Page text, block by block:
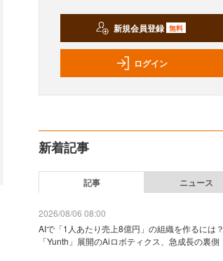
新規会員登録 無料
ログイン
新着記事
記事 ニュース
2026/08/06 08:00
AIで「1人あたり売上8億円」の組織を作るには？
「Yunth」展開のAiロボティクス、急成長の裏側